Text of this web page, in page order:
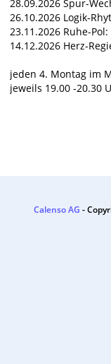
28.09.2026 Spur-
26.10.2026 Logik-
23.11.2026 Ruhe-
14.12.2026 Herz-
jeden 4. Montag im
jeweils 19.00 -20.30
Calenso AG -